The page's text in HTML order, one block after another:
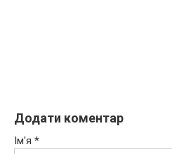
Додати коментар
Ім'я *